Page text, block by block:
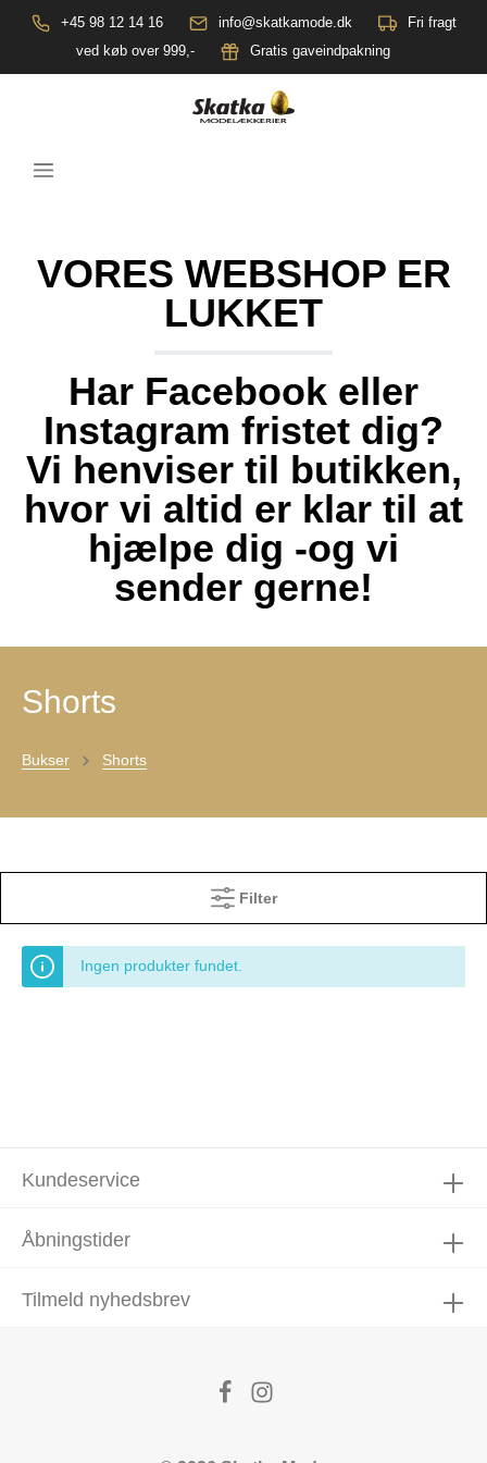
+45 98 12 14 16 info@skatkamode.dk
Fri fragt
ved køb over 999,-
Gratis gaveindpakning
VORES WEBSHOP ER
LUKKET
Har Facebook eller
Instagram fristet dig?
Vi henviser til butikken,
hvor vi altid er klar til at
hjælpe dig -og vi
sender gerne!
Shorts
Bukser Shorts
Filter
Ingen produkter fundet.
Tilmeld nyhedsbrev
Åbningstider
Kundeservice